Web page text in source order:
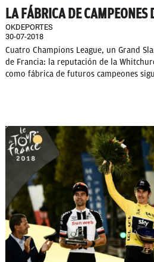
LA FÁBRICA DE CAMPEONES
OKDEPORTES
30-07-2018
Cuatro Champions League, un Grand
de Francia: la reputación de la
como fábrica de futuros campeones